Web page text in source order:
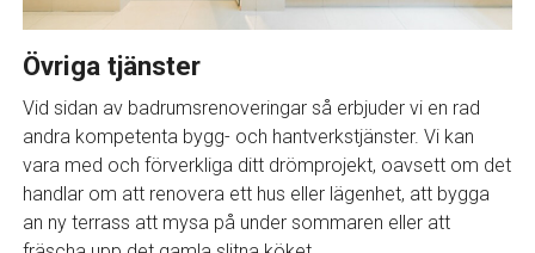
Övriga tjänster
Vid sidan av badrumsrenoveringar så erbjuder vi en rad
andra kompetenta bygg- och hantverkstjänster. Vi kan
vara med och förverkliga ditt drömprojekt, oavsett om det
handlar om att renovera ett hus eller lägenhet, att bygga
an ny terrass att mysa på under sommaren eller att